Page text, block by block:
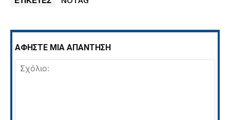
ΑΦΗΣΤΕ ΜΙΑ ΑΠΑΝΤΗΣΗ